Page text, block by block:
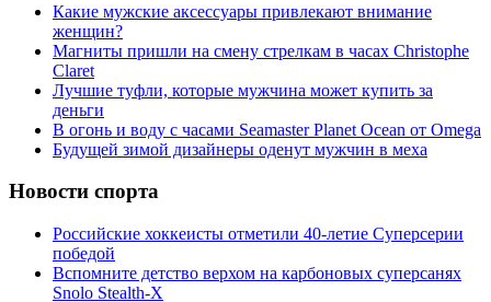
Какие мужские аксессуары привлекают внимание
женщин?
Магниты пришли на смену стрелкам в часах Christophe
Claret
Лучшие туфли, которые мужчина может купить за
деньги
В огонь и воду с часами Seamaster Planet Ocean от Omega
Будущей зимой дизайнеры оденут мужчин в меха
Новости спорта
Российские хоккеисты отметили 40-летие Суперсерии
победой
Вспомните детство верхом на карбоновых суперсанях
Snolo Stealth-X